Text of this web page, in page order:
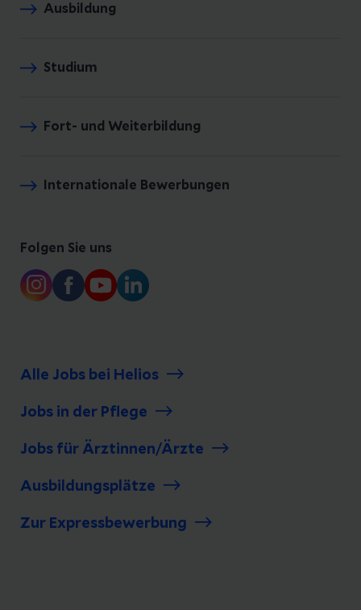
Ausbildung
Studium
Fort- und Weiterbildung
Internationale Bewerbungen
Folgen Sie uns
Alle Jobs bei Helios
Jobs in der Pflege
Jobs für Ärztinnen/Ärzte
Ausbildungsplätze
Zur Expressbewerbung